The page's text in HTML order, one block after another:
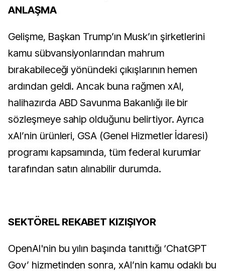
ANLAŞMA
Gelişme, Başkan Trump’ın Musk’ın şirketlerini
kamu sübvansiyonlarından mahrum
bırakabileceği yönündeki çıkışlarının hemen
ardından geldi. Ancak buna rağmen xAI,
halihazırda ABD Savunma Bakanlığı ile bir
sözleşmeye sahip olduğunu belirtiyor. Ayrıca
xAI’nin ürünleri, GSA (Genel Hizmetler İdaresi)
programı kapsamında, tüm federal kurumlar
tarafından satın alınabilir durumda.
SEKTÖREL REKABET KIZIŞIYOR
OpenAI'nin bu yılın başında tanıttığı ‘ChatGPT
Gov’ hizmetinden sonra, xAI’nin kamu odaklı bu